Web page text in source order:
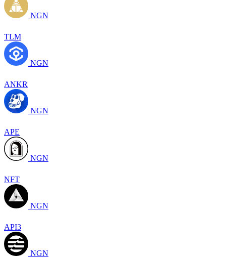
NGN
TLM
NGN
ANKR
NGN
APE
NGN
NFT
NGN
API3
NGN